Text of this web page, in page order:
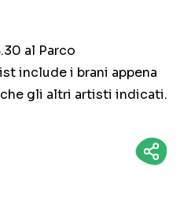
al Parco
include i brani appena
gli altri artisti indicati.